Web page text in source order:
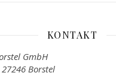
KONTAKT
GmbH
Borstel